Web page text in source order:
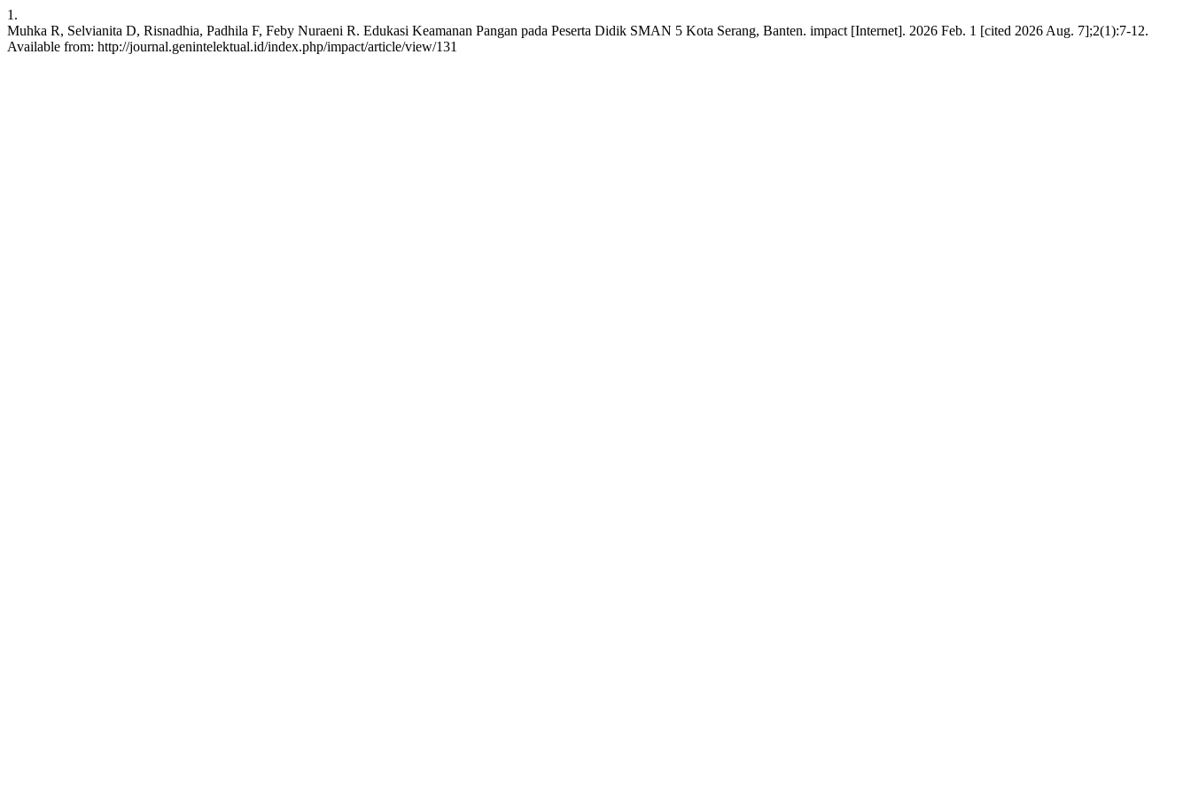
1.
Muhka R, Selvianita D, Risnadhia, Padhila F, Feby Nuraeni R. Edukasi Keamanan Pangan pada Peserta Didik SMAN 5 Kota Serang, Banten. impact [Internet]. 2026 Feb. 1 [cited 2026 Aug. 7];2(1):7-12.
Available from: http://journal.genintelektual.id/index.php/impact/article/view/131